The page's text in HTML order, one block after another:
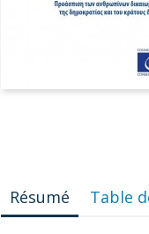
Résumé Table